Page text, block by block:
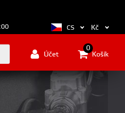
CS Kč
Účet Košík
0